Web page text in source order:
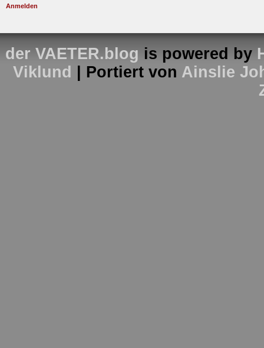
Anmelden
der VAETER.blog is powered by
Viklund
| Portiert von Ainslie